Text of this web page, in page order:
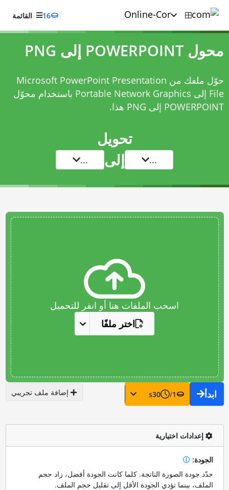
16 القائمة
محول POWERPOINT إلى PNG
حوّل ملفك من Microsoft PowerPoint Presentation
File إلى Portable Network Graphics باستخدام
محوّل
POWERPOINT إلى PNG
هذا.
تحويل
... إلى ...
اسحب الملفات هنا أو انقر للتحميل
اختر ملفًا
ابدأ 1
/
30
s إضافة ملف تجريبي
إعدادات اختيارية
الجودة:
حدّد جودة الصورة الناتجة. كلما كانت الجودة أفضل، زاد حجم
الملف، بينما تؤدي الجودة الأقل إلى تقليل حجم الملف.